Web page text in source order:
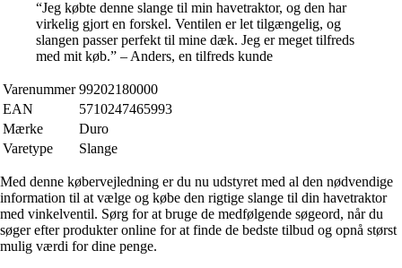
“Jeg købte denne slange til min havetraktor, og den har
virkelig gjort en forskel. Ventilen er let tilgængelig, og
slangen passer perfekt til mine dæk. Jeg er meget tilfreds
med mit køb.” – Anders, en tilfreds kunde
Varenummer 99202180000
EAN
5710247465993
Mærke
Duro
Varetype
Slange
Med denne købervejledning er du nu udstyret med al den nødvendige
information til at vælge og købe den rigtige slange til din havetraktor
med vinkelventil. Sørg for at bruge de medfølgende søgeord, når du
søger efter produkter online for at finde de bedste tilbud og opnå størst
mulig værdi for dine penge.